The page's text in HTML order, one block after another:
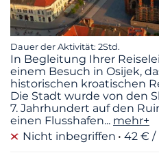
Dauer der Aktivität: 2Std.
In Begleitung Ihrer
einem Besuch in Osijek,
historischen kroatischen
Die Stadt wurde von den
7. Jahrhundert auf den
einen Flusshafen... mehr+
Nicht inbegriffen
42 € /